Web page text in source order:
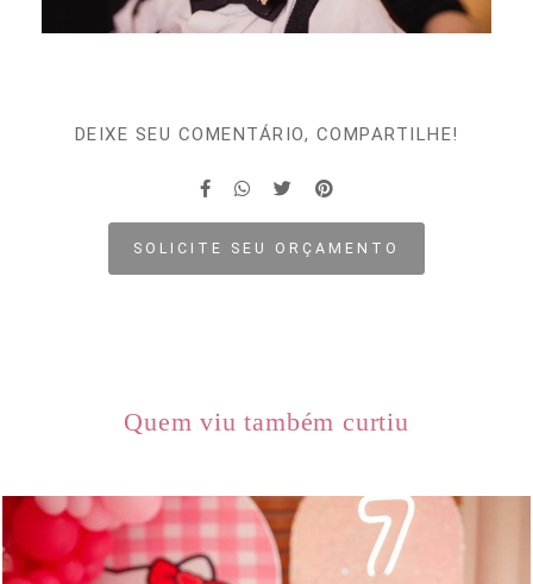
DEIXE SEU COMENTÁRIO, COMPARTILHE!
SOLICITE SEU ORÇAMENTO
Quem viu também curtiu